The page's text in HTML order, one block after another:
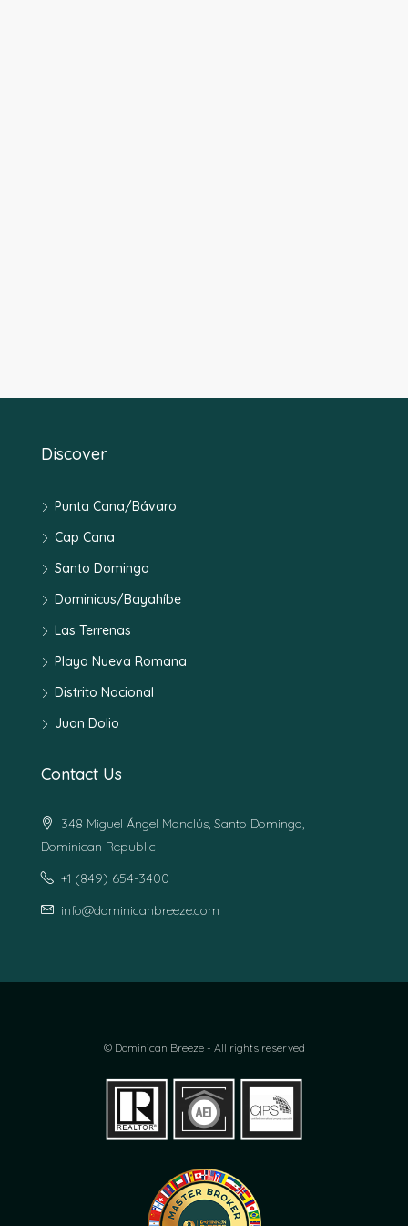
Discover
Punta Cana/Bávaro
Cap Cana
Santo Domingo
Dominicus/Bayahíbe
Las Terrenas
Playa Nueva Romana
Distrito Nacional
Juan Dolio
Contact Us
348 Miguel Ángel Monclús, Santo Domingo,
Dominican Republic
+1 (849) 654-3400
info@dominicanbreeze.com
© Dominican Breeze - All rights reserved